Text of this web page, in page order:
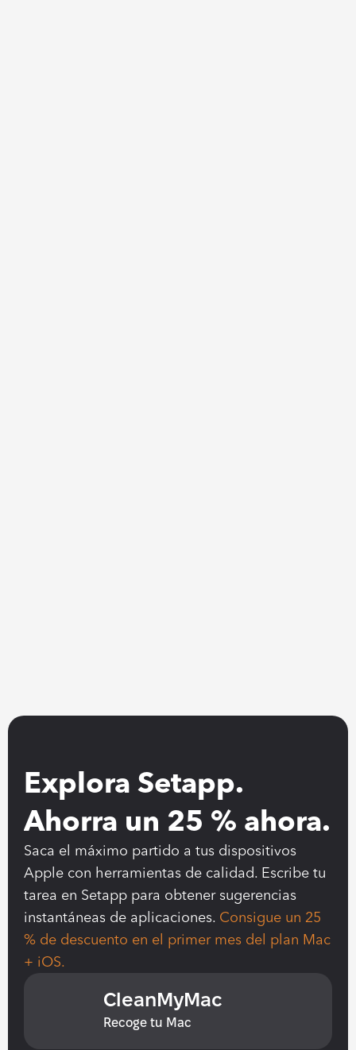
Explora Setapp.
Ahorra un 25 % ahora.
Saca el máximo partido a tus dispositivos
Apple con herramientas de calidad. Escribe tu
tarea en Setapp para obtener sugerencias
instantáneas de aplicaciones. Consigue un 25
% de descuento en el primer mes del plan Mac
+ iOS.
CleanMyMac
Recoge tu Mac